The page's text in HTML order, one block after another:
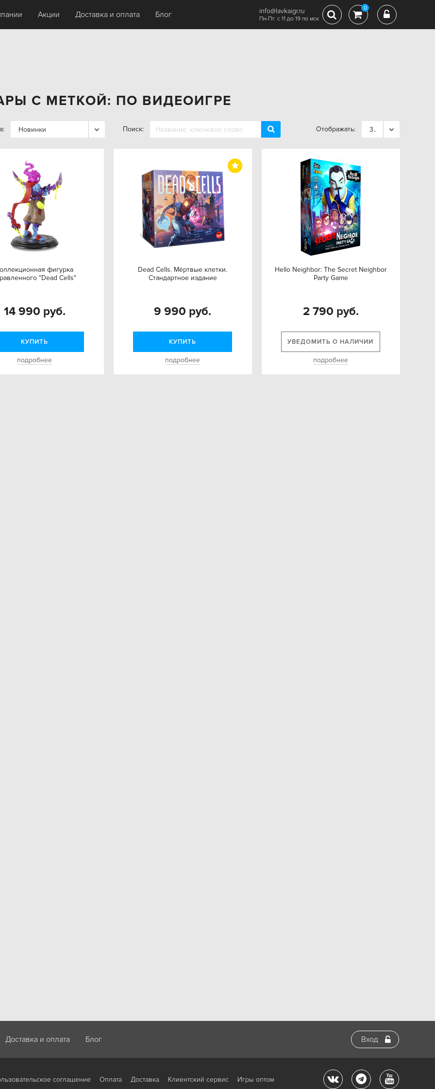
Акции Доставка и оплата Блог info@lavkaigr.ru
Пн-Пт: с 11 до 19 по мск
0
С МЕТКОЙ: ПО ВИДЕОИГРЕ
Новинки Поиск: Отображать: 36
фигурка
"Dead Cells"
14 990 руб.
КУПИТЬ
подробнее
Dead Cells. Мёртвые клетки.
Стандартное издание
9 990 руб.
КУПИТЬ
подробнее
Hello Neighbor: The Secret Neighbor
Party Game
2 790 руб.
УВЕДОМИТЬ О НАЛИЧИИ
подробнее
Доставка и оплата Блог Вход
соглашение Оплата Доставка Клиентский сервис Игры оптом